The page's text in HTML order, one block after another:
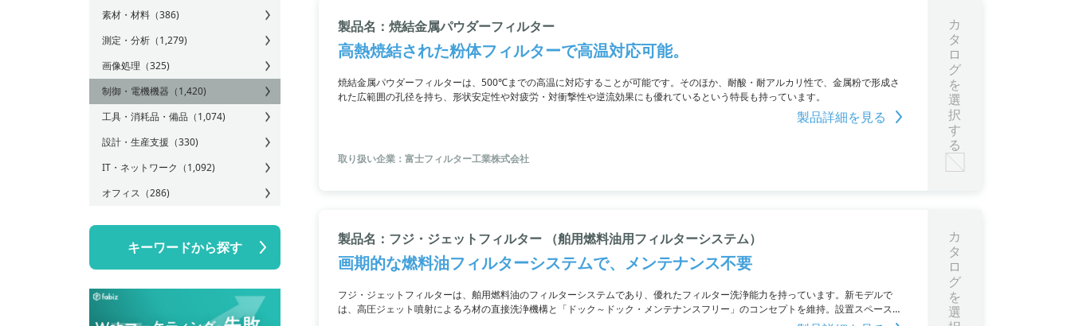
素材・材料 （386)
測定・分析 （1,279)
画像処理 （325)
制御・電機機器 （1,420)
工具・消耗品・備品 （1,074)
設計・生産支援 （330)
IT・ネットワーク （1,092)
オフィス （286)
キーワードから探す
製品名：焼結金属パウダーフィルター
高熱焼結された粉体フィルターで高温対応可能。
焼結金属パウダーフィルターは、500℃までの高温に対応することが可能です。そのほか、耐酸・耐アルカリ性で、金属粉で形成さ
れた広範囲の孔径を持ち、形状安定性や対疲労・対衝撃性や逆流効果にも優れているという特長も持っています。
製品詳細を見る
取り扱い企業：富士フィルター工業株式会社
カ
タ
ロ
グ
を
選
択
す
る
製品名：フジ・ジェットフィルター （舶用燃料油用フィルターシステム）
画期的な燃料油フィルターシステムで、メンテナンス不要
フジ・ジェットフィルターは、舶用燃料油のフィルターシステムであり、優れたフィルター洗浄能力を持っています。新モデルで
は、高圧ジェット噴射によるろ材の直接洗浄機構と「ドック～ドック・メンテナンスフリー」のコンセプトを維持。設置スペースの
縮小化や操作方法の改良、最適な使用部品の実現がされました。フジジェットフィルターは、ユーザーにさまざまなメリットを提供
カ
タ
ロ
グ
を
選